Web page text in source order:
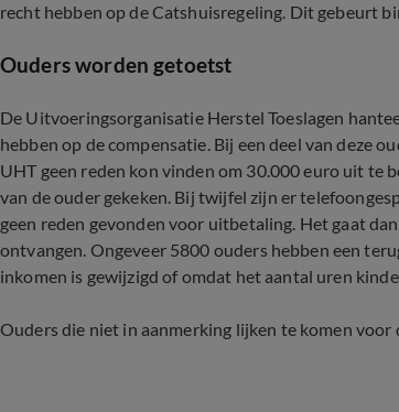
recht hebben op de Catshuisregeling. Dit gebeurt
Ouders worden getoetst
De Uitvoeringsorganisatie Herstel Toeslagen
hebben op de compensatie. Bij een deel van deze
UHT geen reden kon vinden om 30.000 euro uit te
van de ouder gekeken. Bij twijfel zijn er
geen reden gevonden voor uitbetaling. Het gaat
ontvangen. Ongeveer 5800 ouders hebben een
inkomen is gewijzigd of omdat het aantal uren
Ouders die niet in aanmerking lijken te komen